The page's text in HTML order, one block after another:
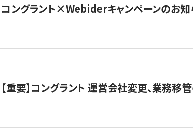
コングラント×Webiderキャンペーンのお知
【重要】コングラント 運営会社変更、業務移